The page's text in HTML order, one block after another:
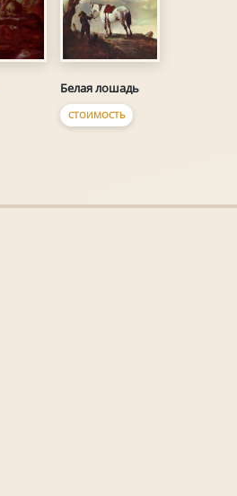
Белая лошадь
СТОИМОСТЬ